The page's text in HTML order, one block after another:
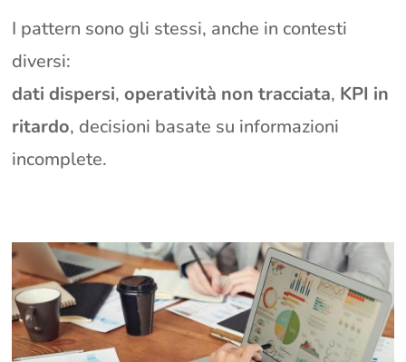
I pattern sono gli stessi, anche in contesti
diversi:
dati dispersi,operatività non tracciata, KPI in
ritardo, decisioni basate su informazioni
incomplete.